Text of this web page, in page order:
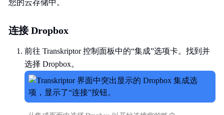
您的云存储中。
连接 Dropbox
前往 Transkriptor 控制面板中的“集成”选项卡。找到并
选择 Dropbox。